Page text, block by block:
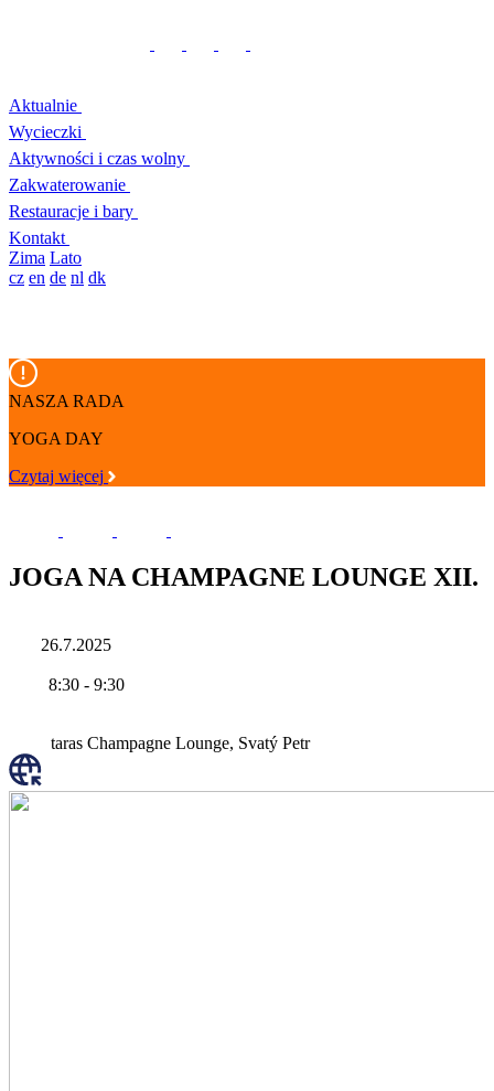
Aktualnie
Wycieczki
Aktywności i czas wolny
Zakwaterowanie
Restauracje i bary
Kontakt
Zima Lato
cz en de nl dk
NASZA RADA
YOGA DAY
Czytaj więcej
JOGA NA CHAMPAGNE LOUNGE XII.
26.7.2025
8:30 - 9:30
taras Champagne Lounge, Svatý Petr